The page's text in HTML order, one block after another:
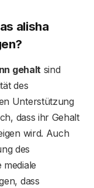
alisha
gehaltsind
des
Unterstützung
dass ihr Gehalt
wird. Auch
des
dass